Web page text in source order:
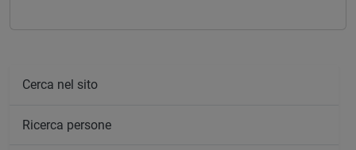
Cerca nel sito
Ricerca persone